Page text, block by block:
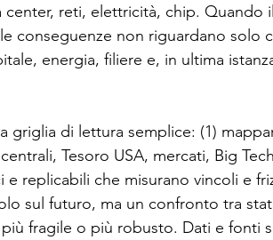
reti, elettricità, chip. Quando il
conseguenze non riguardano solo
energia, filiere e, in ultima
griglia di lettura semplice: (1)
Tesoro USA, mercati, Big
e replicabili che misurano vincoli e
sul futuro, ma un confronto tra
fragile o più robusto. Dati e fonti